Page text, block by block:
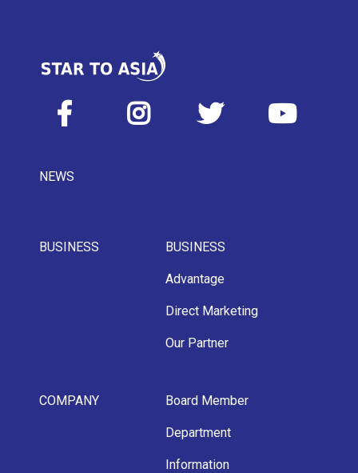
NEWS
BUSINESS BUSINESS
Advantage
Direct Marketing
Our Partner
COMPANY Board Member
Department
Information